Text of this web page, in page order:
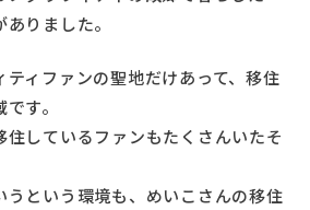
りました。
ィファンの聖地だけあって、移住
す。
住しているファンもたくさんいたそ
うという環境も、めいこさんの移住